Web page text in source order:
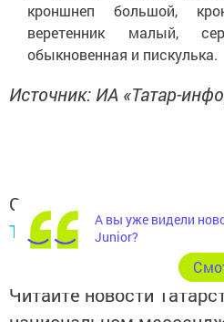
кроншнеп большой,
веретенник малый,
обыкновенная и пискулька.
Источник: ИА «Татар-
Следите за самым
Telegram-канале
Читайте новости
А вы уже видели
Junior?